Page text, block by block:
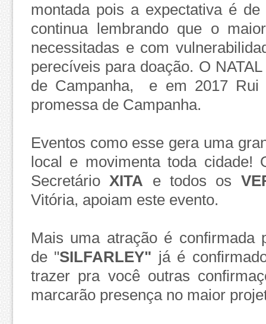
montada pois a expectativa é
continua lembrando que o
necessitadas e com
perecíveis para doação. O
de Campanha, e em 2017 Rui
promessa de Campanha.
Eventos como esse gera uma
local e movimenta toda cidade!
Secretário XITA e todos os
Vitória, apoiam este evento.
Mais uma atração é confirmada
de "SILFARLEY" já é
trazer pra você outras
marcarão presença no maior